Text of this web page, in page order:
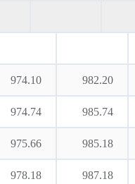
974.10 982.20
974.74 985.74
975.66 985.18
978.18 987.18